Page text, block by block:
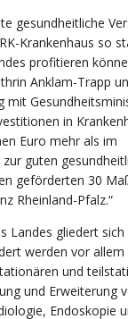
gesundheitliche
Krankenhaus so
profitieren
Anklam-Trapp
mit
in
Euro mehr als im
guten
geförderten 30
Rheinland-Pfalz.“
Landes gliedert sich
werden vor allem
und
und Erweiterung
Endoskopie